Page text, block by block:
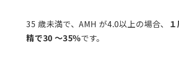
35 歳未満で、AMH が4.0以上の場合、
精で30 ～35％です。